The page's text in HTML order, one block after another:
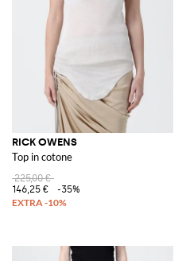
RICK OWENS
Top in cotone
225,00 €
146,25 €
-35%